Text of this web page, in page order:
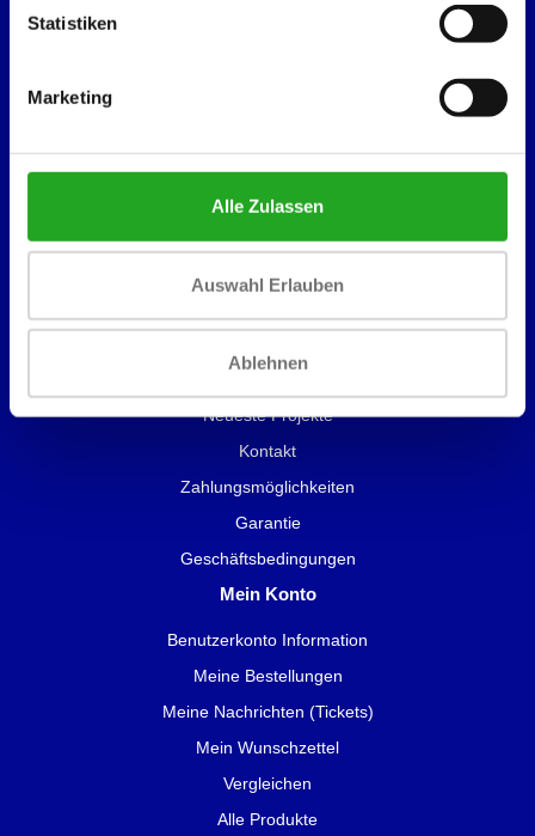
Statistiken
Marketing
Alle Zulassen
Auswahl Erlauben
Ablehnen
Fitness B2B
NEUE UND GEBRAUCHTE FITNESSGERÄTE
Service und Wartung
Neueste Projekte
Kontakt
Zahlungsmöglichkeiten
Garantie
Geschäftsbedingungen
Mein Konto
Benutzerkonto Information
Meine Bestellungen
Meine Nachrichten (Tickets)
Mein Wunschzettel
Vergleichen
Alle Produkte